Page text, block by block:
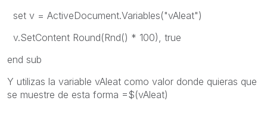
set v = ActiveDocument.Variables("vAleat")
v.SetContent Round(Rnd() * 100), true
end sub
Y utilizas la variable vAleat como valor donde quieras que
se muestre de esta forma =$(vAleat)